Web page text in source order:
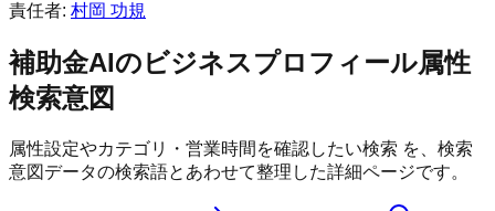
責任者: 村岡 功規
補助金AIのビジネスプロフィール属性
検索意図
属性設定やカテゴリ・営業時間を確認したい検索 を、検索
意図データの検索語とあわせて整理した詳細ページです。